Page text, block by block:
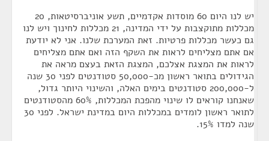
יש לנו היום 60 מוסדות אקדמיים, תשע אוניברסיטאות, 20
מכללות מתוקצבות על ידי המדינה, 21 מכללות לחינוך ויש לנו
גם כעשר מכללות פרטיות. זאת המערכת שלנו. אני לא יודעת
אם אתם מצליחים לראות את השקף הזה ואם אתם מצליחים
לראות את המצגת אצלכם, המצגת הזאת בעצם מראה את
הגידולים בתואר ראשון מכ-50,000 סטודנטים לפני 30 שנה
ל-200,000 סטודנטים בימים האלה, והשינוי היותר גדול,
שאנחנו קוראים לו שינוי מהפכת המכללות, 60% מהסטודנטים
לתואר ראשון לומדים במכללות היום במדינת ישראל. לפני 30
שנה למדו 15%.